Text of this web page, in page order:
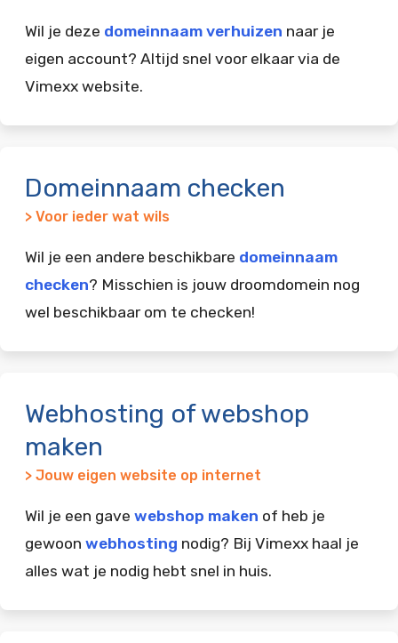
Wil je deze domeinnaam verhuizen naar je
eigen account? Altijd snel voor elkaar via de
Vimexx website.
Domeinnaam checken
> Voor ieder wat wils
Wil je een andere beschikbare domeinnaam
checken? Misschien is jouw droomdomein nog
wel beschikbaar om te checken!
Webhosting of webshop
maken
> Jouw eigen website op internet
Wil je een gave webshop maken of heb je
gewoon webhosting nodig? Bij Vimexx haal je
alles wat je nodig hebt snel in huis.